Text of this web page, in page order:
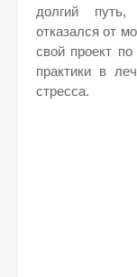
долгий
отказался от
свой проект
практики в
стресса.